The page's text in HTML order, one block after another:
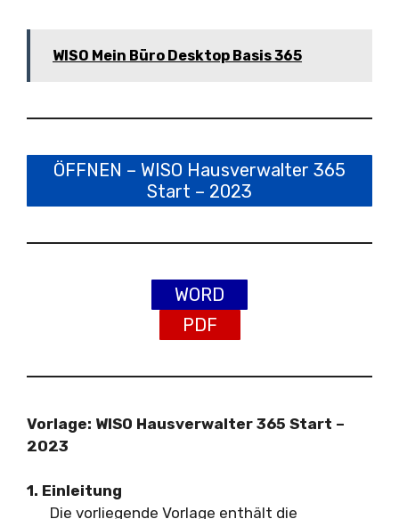
WISO Mein Büro Desktop Basis 365
ÖFFNEN – WISO Hausverwalter 365
Start – 2023
WORD
PDF
Vorlage: WISO Hausverwalter 365 Start –
2023
1. Einleitung
Die vorliegende Vorlage enthält die